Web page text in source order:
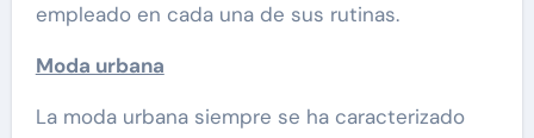
empleado en cada una de sus rutinas.
Moda urbana
La moda urbana siempre se ha caracterizado